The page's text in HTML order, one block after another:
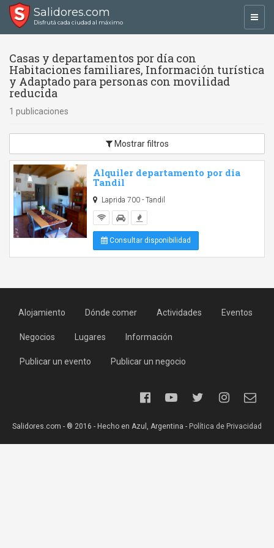
Salidores.com
Disfrutá cada ciudad al máximo
Casas y departamentos por día con
Habitaciones familiares, Información turística
y Adaptado para personas con movilidad
reducida
1 publicaciones
Mostrar filtros
Alquiler departamento por dia
Tandil
Laprida 700 - Tandil
Consultar disponibilidad
Alojamiento Dónde comer Actividades Eventos
Negocios Lugares Información
Publicar un evento Publicar un negocio
Salidores.com - ® 2016 - Hecho en Azul, Argentina - Política de Privacidad